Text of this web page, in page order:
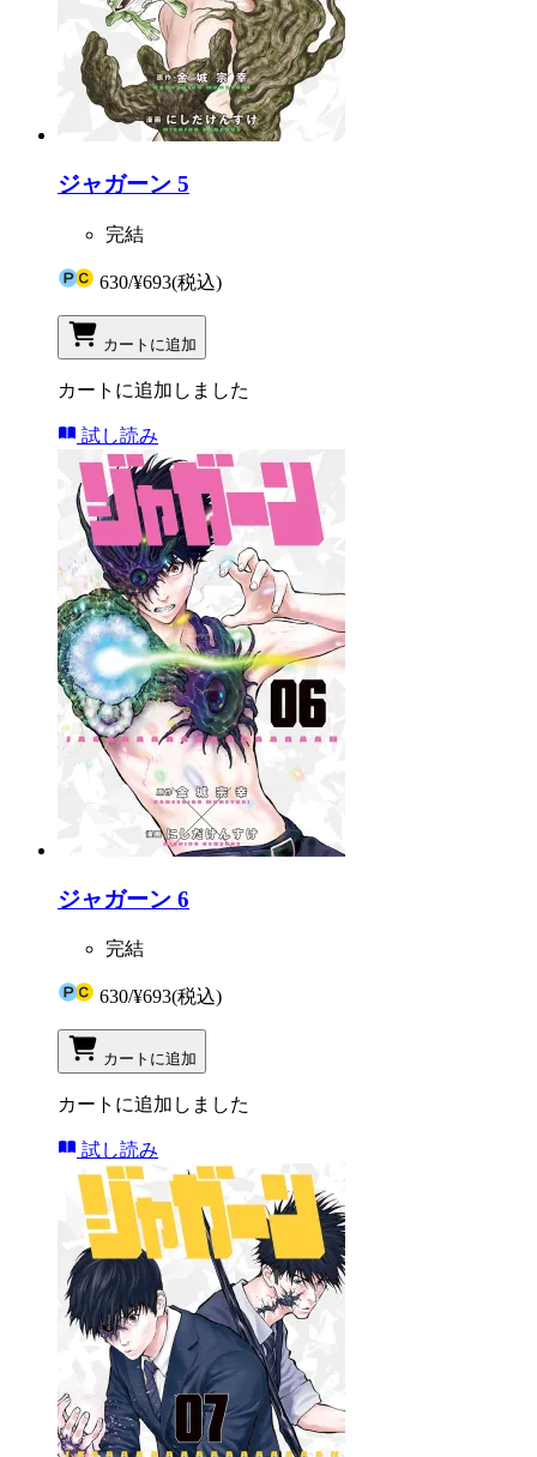
ジャガーン 5
完結
630/¥693(税込)
カートに追加
カートに追加しました
試し読み
ジャガーン 6
完結
630/¥693(税込)
カートに追加
カートに追加しました
試し読み